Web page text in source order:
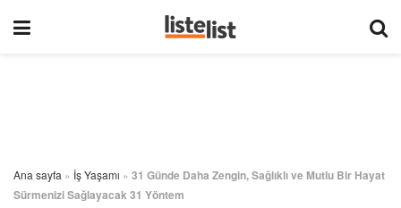
Ana sayfa » İş Yaşamı » 31 Günde Daha Zengin, Sağlıklı ve Mutlu Bir Hayat
Sürmenizi Sağlayacak 31 Yöntem